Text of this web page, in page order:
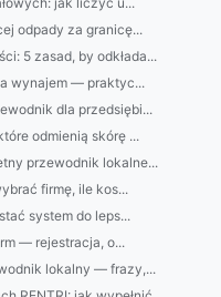
odpady za granicę...
5 zasad, by odkłada...
wynajem — praktyc...
dla przedsiębi...
odmienią skórę ...
przewodnik lokalne...
firmę, ile kos...
system do leps...
— rejestracja, o...
lokalny — frazy,...